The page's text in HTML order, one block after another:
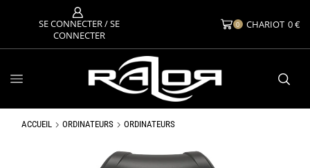
SE CONNECTER / SE
CONNECTER
0 CHARIOT 0€
ACCUEIL ORDINATEURS ORDINATEURS